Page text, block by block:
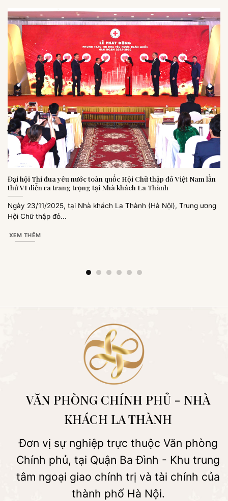
Đại hội Thi đua yêu nước toàn quốc Hội Chữ thập đỏ Việt Nam lần
thứ VI diễn ra trang trọng tại Nhà khách La Thành
Ngày 23/11/2025, tại Nhà khách La Thành (Hà Nội), Trung ương
Hội Chữ thập đỏ...
XEM THÊM
VĂN PHÒNG CHÍNH PHỦ - NHÀ
KHÁCH LA THÀNH
Đơn vị sự nghiệp trực thuộc Văn phòng
Chính phủ, tại Quận Ba Đình - Khu trung
tâm ngoại giao chính trị và tài chính của
thành phố Hà Nội.